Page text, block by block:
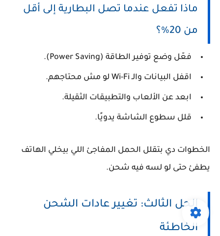
ماذا تفعل عندما تصل البطارية إلى أقل
من 20%؟
فعّل وضع توفير الطاقة (Power Saving).
اقفل البيانات والـ Wi-Fi لو مش محتاجهم.
ابعد عن الألعاب والتطبيقات الثقيلة.
قلل سطوع الشاشة يدويًا.
الخطوات دي بتقلل الحمل المفاجئ اللي بيخلي الهاتف
يطفئ حتى لو لسه فيه شحن.
الحل الثالث: تغيير عادات الشحن
الخاطئة